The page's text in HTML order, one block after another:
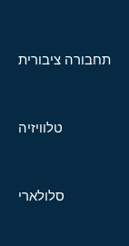
תחבורה ציבורית
טלוויזיה
סלולארי